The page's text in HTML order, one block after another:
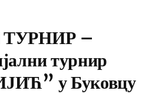
–
турнир
у Буковцу